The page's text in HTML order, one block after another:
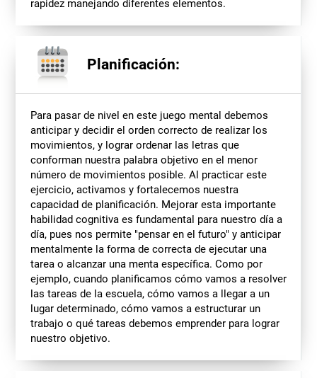
rapidez manejando diferentes elementos.
Planificación:
Para pasar de nivel en este juego mental debemos
anticipar y decidir el orden correcto de realizar los
movimientos, y lograr ordenar las letras que
conforman nuestra palabra objetivo en el menor
número de movimientos posible. Al practicar este
ejercicio, activamos y fortalecemos nuestra
capacidad de planificación. Mejorar esta importante
habilidad cognitiva es fundamental para nuestro día a
día, pues nos permite "pensar en el futuro" y anticipar
mentalmente la forma de correcta de ejecutar una
tarea o alcanzar una menta específica. Como por
ejemplo, cuando planificamos cómo vamos a resolver
las tareas de la escuela, cómo vamos a llegar a un
lugar determinado, cómo vamos a estructurar un
trabajo o qué tareas debemos emprender para lograr
nuestro objetivo.